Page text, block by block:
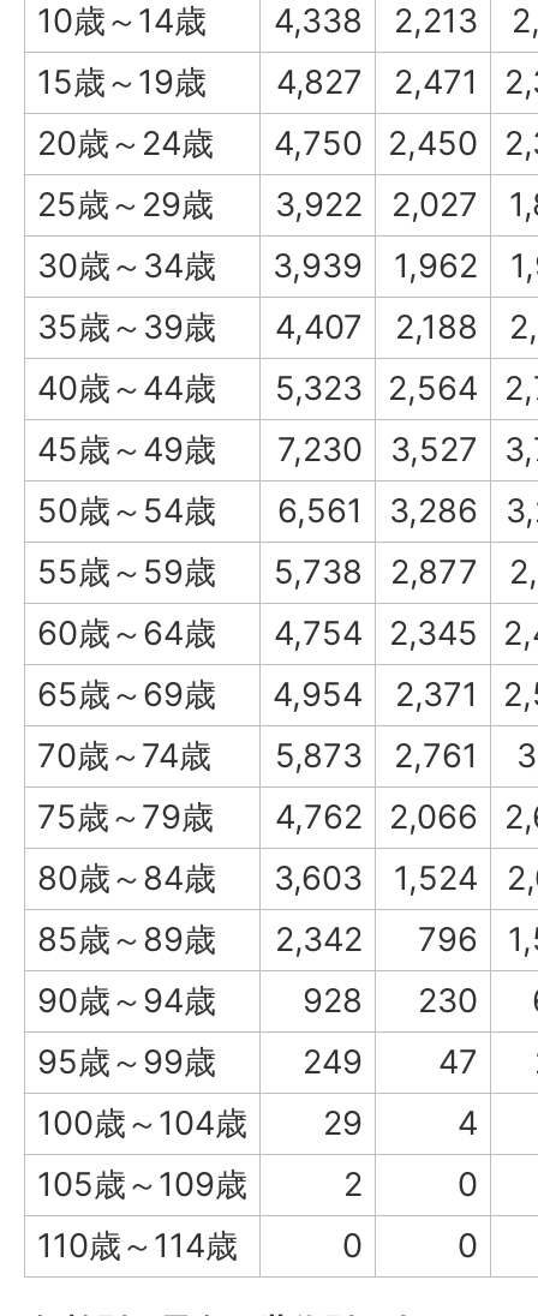
10歳～14歳
4,338 2,213
15歳～19歳
4,827 2,471
20歳～24歳
4,750 2,450
25歳～29歳
3,922 2,027
30歳～34歳
3,939 1,962
35歳～39歳
4,407 2,188
40歳～44歳
5,323 2,564
45歳～49歳
7,230 3,527
50歳～54歳
6,561 3,286
55歳～59歳
5,738 2,877
60歳～64歳
4,754 2,345
65歳～69歳
4,954 2,371
70歳～74歳
5,873 2,761
75歳～79歳
4,762 2,066
80歳～84歳
3,603 1,524
85歳～89歳
2,342 796
90歳～94歳
928 230
95歳～99歳
249 47
100歳～104歳
29
4
105歳～109歳
2
0
110歳～114歳
0 0